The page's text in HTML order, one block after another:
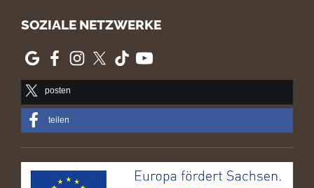
SOZIALE NETZWERKE
posten
teilen